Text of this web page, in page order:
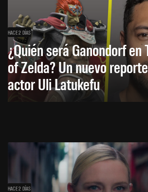
HACE 2 DÍAS
¿Quién será Ganondorf en
of Zelda? Un nuevo
actor Uli Latukefu
HACE 2 DÍAS